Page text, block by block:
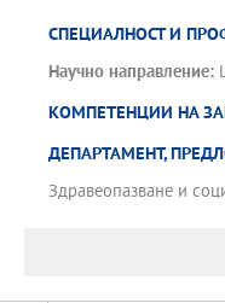
СПЕЦИАЛНОСТ И
Научно направление:
КОМПЕТЕНЦИИ НА
ДЕПАРТАМЕНТ,
Здравеопазване и